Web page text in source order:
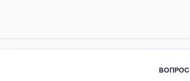
ВОПРОС